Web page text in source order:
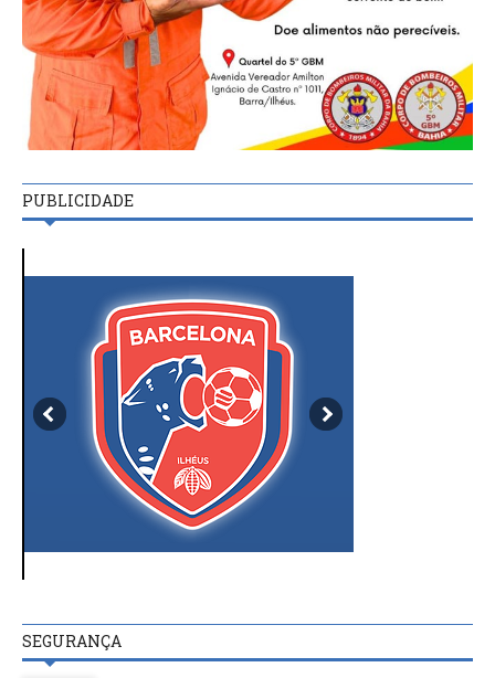
PUBLICIDADE
SEGURANÇA